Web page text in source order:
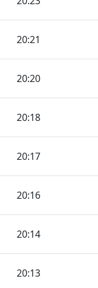
20:21
20:20
20:18
20:17
20:16
20:14
20:13